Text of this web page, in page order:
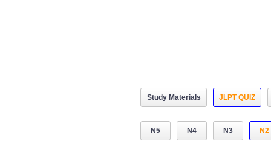
Study Materials JLPT QUIZ
N5 N4 N3 N2